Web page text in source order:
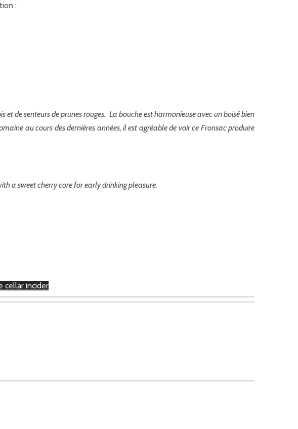
:
de senteurs de prunes rouges. La bouche est harmonieuse avec un boisé bien
au cours des dernières années, il est agréable de voir ce Fronsac produire
a sweet cherry core for early drinking pleasure.
cellar incider